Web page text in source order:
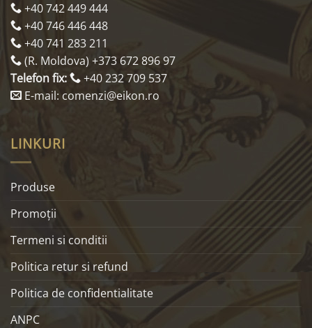
+40 742 449 444
+40 746 446 448
+40 741 283 211
(R. Moldova) +373 672 896 97
Telefon fix:
+40 232 709 537
E-mail: comenzi@eikon.ro
LINKURI
Produse
Promoţii
Termeni si conditii
Politica retur si refund
Politica de confidentialitate
ANPC